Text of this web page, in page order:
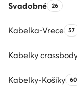
SvadobnéPočet
26
Kabelka-Vrece 57
Kabelky
Kabelky-Košíky 60